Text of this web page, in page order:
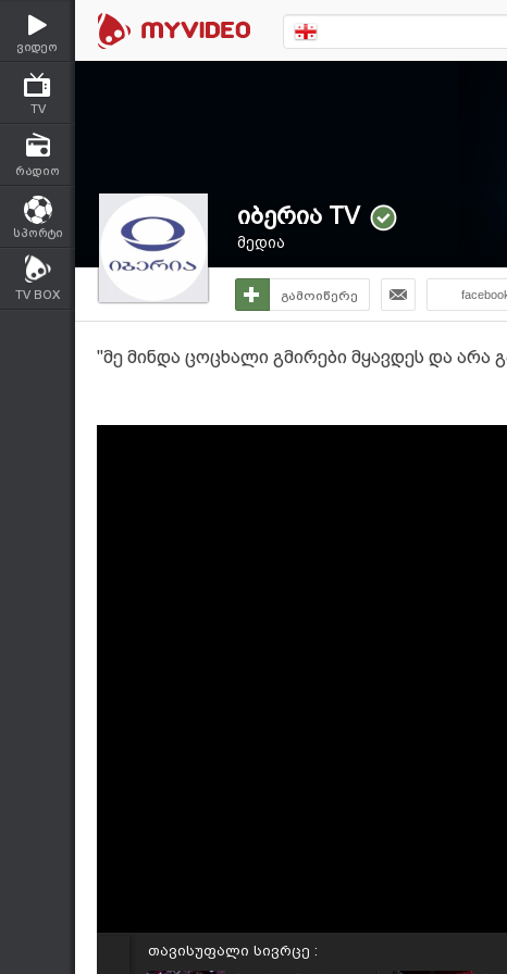
ვიდეო
TV
რადიო
სპორტი
TV BOX
იბერია TV
მედია
გამოიწერე
"მე მინდა ცოცხალი გმირები მყავდეს და
თავისუფალი სივრცე :